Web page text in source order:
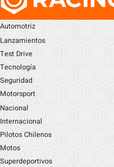
Automotriz
Lanzamientos
Test Drive
Tecnología
Seguridad
Motorsport
Nacional
Internacional
Pilotos Chilenos
Motos
Superdeportivos